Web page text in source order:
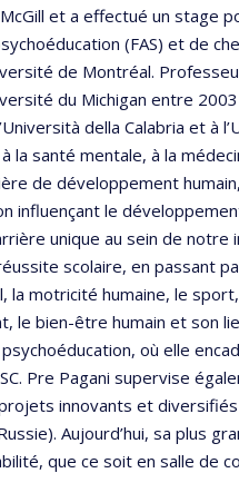
et a effectué un stage
(FAS) et de
de Montréal.
du Michigan entre
della Calabria et à
la santé mentale, à la
de développement
influençant le
unique au sein de
scolaire, en passant
la motricité humaine, le
le bien-être humain et son
où elle
Pre Pagani supervise
innovants et
Aujourd’hui, sa plus
que ce soit en salle de